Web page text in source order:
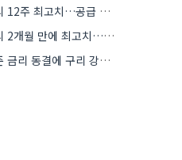
[비철금속 시황] 구리 12주 최고치…공급 부족 우려에 강세
[비철금속 시황] 구리 2개월 만에 최고치…재고 감소에 공급 부족 우려 확대
[비철금속 시황] 연준 금리 동결에 구리 강세…공급 부족 우려도 가격 지지